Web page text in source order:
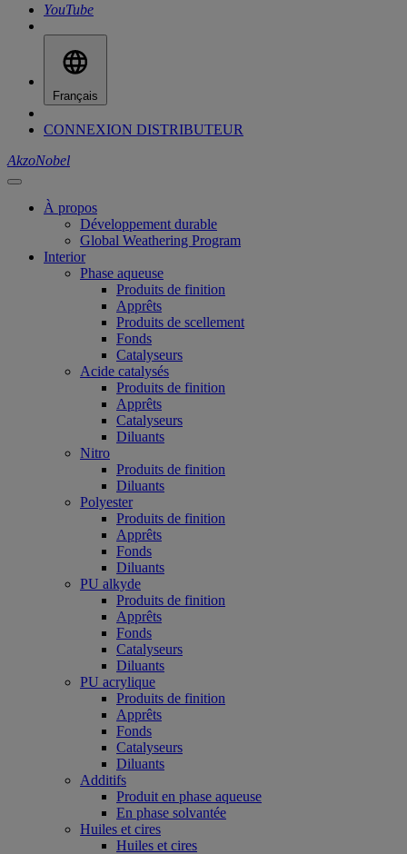
YouTube
Français
CONNEXION DISTRIBUTEUR
AkzoNobel
À propos
Développement durable
Global Weathering Program
Interior
Phase aqueuse
Produits de finition
Apprêts
Produits de scellement
Fonds
Catalyseurs
Acide catalysés
Produits de finition
Apprêts
Catalyseurs
Diluants
Nitro
Produits de finition
Diluants
Polyester
Produits de finition
Apprêts
Fonds
Diluants
PU alkyde
Produits de finition
Apprêts
Fonds
Catalyseurs
Diluants
PU acrylique
Produits de finition
Apprêts
Fonds
Catalyseurs
Diluants
Additifs
Produit en phase aqueuse
En phase solvantée
Huiles et cires
Huiles et cires